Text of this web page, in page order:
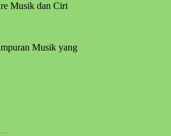
Musik dan Ciri
Musik yang